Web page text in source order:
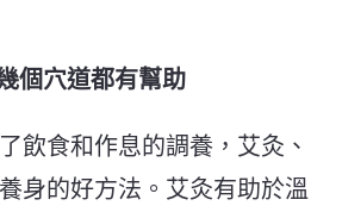
個穴道都有幫助
飲食和作息的調養，艾灸、
身的好方法。艾灸有助於溫